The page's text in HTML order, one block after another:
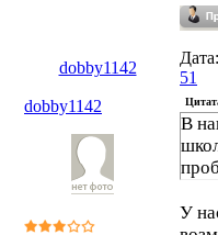
dobby1142
51
dobby1142
В
У